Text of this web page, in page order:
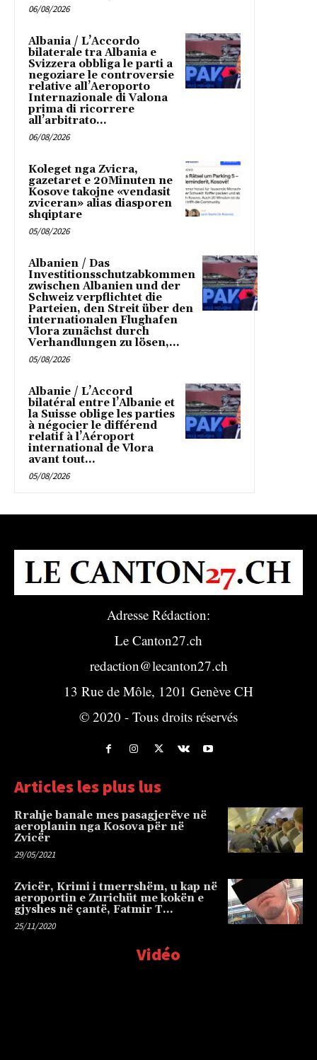
06/08/2026
Albania / L’Accordo
bilaterale tra Albania e
Svizzera obbliga le parti a
negoziare le controversie
relative all’Aeroporto
Internazionale di Valona
prima di ricorrere
all’arbitrato...
06/08/2026
Koleget nga Zvicra,
gazetaret e 20Minuten ne
Kosove takojne «vendasit
zviceran» alias diasporen
shqiptare
05/08/2026
Albanien / Das
Investitionsschutzabkommen
zwischen Albanien und der
Schweiz verpflichtet die
Parteien, den Streit über den
internationalen Flughafen
Vlora zunächst durch
Verhandlungen zu lösen,...
05/08/2026
Albanie / L’Accord
bilatéral entre l’Albanie et
la Suisse oblige les parties
à négocier le différend
relatif à l’Aéroport
international de Vlora
avant tout...
05/08/2026
Adresse Rédaction:
Le Canton27.ch
redaction@lecanton27.ch
13 Rue de Môle, 1201 Genève CH
© 2020 - Tous droits réservés
Articles les plus lus
Rrahje banale mes pasagjerëve në
aeroplanin nga Kosova për në
Zvicër
29/05/2021
Zvicër, Krimi i tmerrshëm, u kap në
aeroportin e Zurichüt me kokën e
gjyshes në çantë, Fatmir T…
25/11/2020
Vidéo